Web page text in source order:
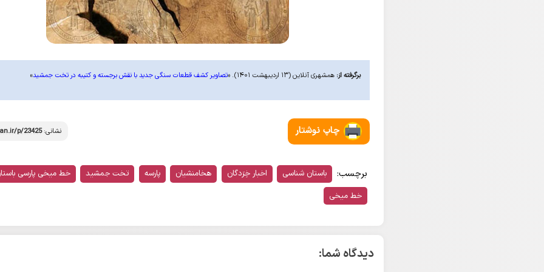
برگرفته از:همشهری آنلاین (۱۳ اردیبهشت ۱۴۰۱). « تصاویر کشف قطعات سنگی جدید با نقش‌ برجسته‌ و کتیبه‌ در تخت جمشید»
چاپ نوشتار نشانی:p/23425
برچسب: باستان شناسی اخبار خِرَدگان هخامنشیان پارسه تخت جمشید
خط میخی پارسی
خط میخی
دیدگاه شما: